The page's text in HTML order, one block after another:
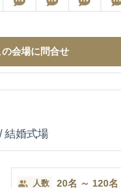
の会場に問合せ
/ 結婚式場
人数 20名 ～ 120名